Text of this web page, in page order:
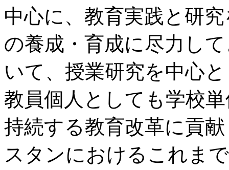
中心に、教育実践と研
の養成・育成に尽力し
いて、授業研究を中心
教員個人としても学校
持続する教育改革に貢
スタンにおけるこれま